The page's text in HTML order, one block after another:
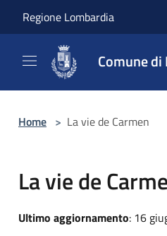
Regione Lombardia
Comune
Home > La vie de Carmen
La vie de
Ultimo aggiornamento: 16